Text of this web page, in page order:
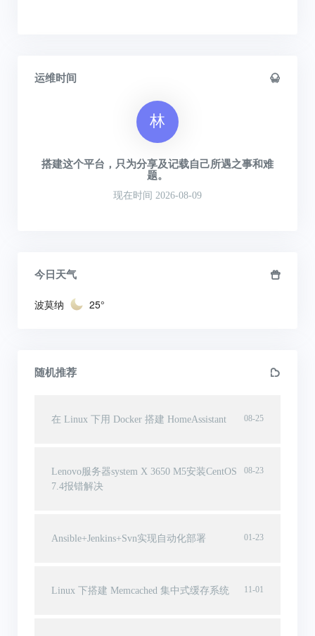
运维时间
林
搭建这个平台，只为分享及记载自己所遇之事和难
题。
现在时间 2026-08-09
今日天气
波莫纳 25°
随机推荐
08-25
在 Linux 下用 Docker 搭建 HomeAssistant
08-23
Lenovo服务器system X 3650 M5安装CentOS
7.4报错解决
01-23
Ansible+Jenkins+Svn实现自动化部署
11-01
Linux 下搭建 Memcached 集中式缓存系统